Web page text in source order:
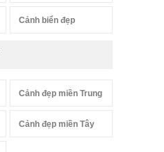
Cảnh biển đẹp
Cảnh đẹp miền Trung
Cảnh đẹp miền Tây